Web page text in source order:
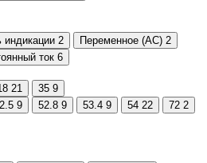
индикации 2 Переменное (AC) 2
ток 6
21 35 9
9 52.8 9 53.4 9 54 22 72 2